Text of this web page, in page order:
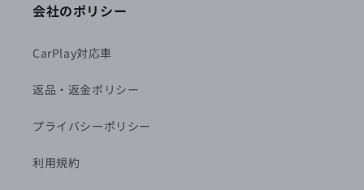
会社のポリシー
CarPlay対応車
返品・返金ポリシー
プライバシーポリシー
利用規約